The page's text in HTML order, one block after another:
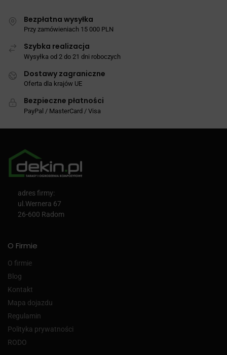
Bezpłatna wysyłka
Przy zamówieniach 15 000 PLN
Szybka realizacja
Wysyłka od 2 do 21 dni roboczych
Dostawy zagraniczne
Oferta dla krajów UE
Bezpieczne płatności
PayPal / MasterCard / Visa
adres firmy:
ul.Wernera 67
26-600 Radom
O Firmie
O firmie
Blog
Kontakt
Mapa dojazdu
Regulamin
Polityka prywatności
RODO